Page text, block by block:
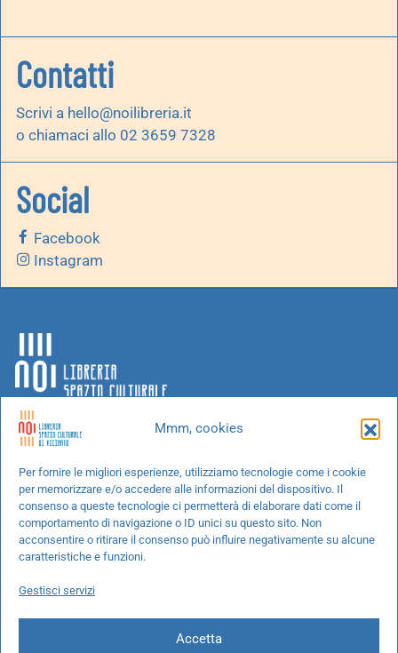
Mmm, cookies
Per fornire le migliori esperienze, utilizziamo tecnologie come i cookie
per memorizzare e/o accedere alle informazioni del dispositivo. Il
consenso a queste tecnologie ci permetterà di elaborare dati come il
comportamento di navigazione o ID unici su questo sito. Non
acconsentire o ritirare il consenso può influire negativamente su alcune
caratteristiche e funzioni.
Gestisci servizi
Accetta
Contatti
Scrivi a hello@noilibreria.it
o chiamaci allo 02 3659 7328
Social
Facebook
Instagram
Chi siamo
Progetti speciali
Richiedi un libro
Spedizioni
Cookie Policy